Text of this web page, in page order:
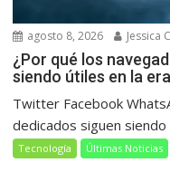
agosto 8, 2026 Jessica
¿Por qué los
siendo útiles en la
Twitter Facebook
dedicados siguen siendo
Tecnología Últimas Noticias